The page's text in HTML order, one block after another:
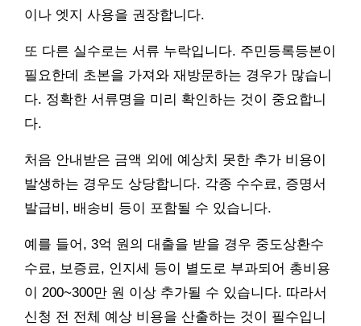
이나 엣지 사용을 권장합니다.
또 다른 실수로는 서류 누락입니다. 주민등록등본이
필요한데 초본을 가져와 재방문하는 경우가 많습니
다. 정확한 서류명을 미리 확인하는 것이 중요합니
다.
처음 안내받은 금액 외에 예상치 못한 추가 비용이
발생하는 경우도 상당합니다. 각종 수수료, 증명서
발급비, 배송비 등이 포함될 수 있습니다.
예를 들어, 3억 원의 대출을 받을 경우 중도상환수
수료, 보증료, 인지세 등이 별도로 부과되어 총비용
이 200~300만 원 이상 추가될 수 있습니다. 따라서
신청 전 전체 예상 비용을 산출하는 것이 필수입니